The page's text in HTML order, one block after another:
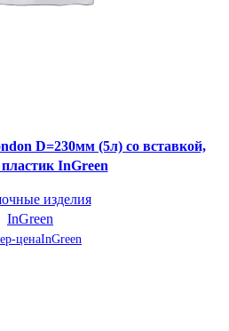
D=230мм (5л) со вставкой,
InGreen
изделия
InGreen
ценаInGreen